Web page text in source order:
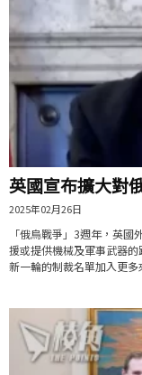
英國宣布擴大對
2025年02月26日
「俄烏戰爭」3週年，英
援或提供機械及軍事武器
新一輪的制裁名單加入更